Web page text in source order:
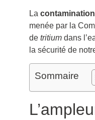
La
menée par la
de tritium dans
la sécurité de
Sommaire